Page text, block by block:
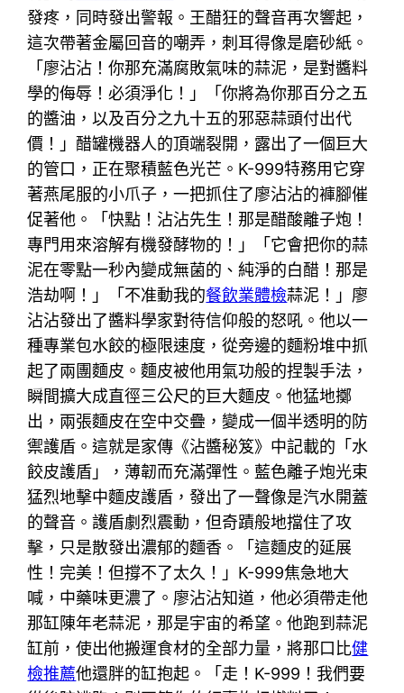
發疼，同時發出警報。王醋狂的聲音再次響起，
這次帶著金屬回音的嘲弄，刺耳得像是磨砂紙。
「廖沾沾！你那充滿腐敗氣味的蒜泥，是對醬料
學的侮辱！必須淨化！」「你將為你那百分之五
的醬油，以及百分之九十五的邪惡蒜頭付出代
價！」醋罐機器人的頂端裂開，露出了一個巨大
的管口，正在聚積藍色光芒。K-999特務用它穿
著燕尾服的小爪子，一把抓住了廖沾沾的褲腳催
促著他。「快點！沾沾先生！那是醋酸離子炮！
專門用來溶解有機發酵物的！」「它會把你的蒜
泥在零點一秒內變成無菌的、純淨的白醋！那是
浩劫啊！」「不准動我的餐飲業體檢蒜泥！」廖
沾沾發出了醬料學家對待信仰般的怒吼。他以一
種專業包水餃的極限速度，從旁邊的麵粉堆中抓
起了兩團麵皮。麵皮被他用氣功般的捏製手法，
瞬間擴大成直徑三公尺的巨大麵皮。他猛地擲
出，兩張麵皮在空中交疊，變成一個半透明的防
禦護盾。這就是家傳《沾醬秘笈》中記載的「水
餃皮護盾」，薄韌而充滿彈性。藍色離子炮光束
猛烈地擊中麵皮護盾，發出了一聲像是汽水開蓋
的聲音。護盾劇烈震動，但奇蹟般地擋住了攻
擊，只是散發出濃郁的麵香。「這麵皮的延展
性！完美！但撐不了太久！」K-999焦急地大
喊，中藥味更濃了。廖沾沾知道，他必須帶走他
那缸陳年老蒜泥，那是宇宙的希望。他跑到蒜泥
缸前，使出他搬運食材的全部力量，將那口比健
檢推薦他還胖的缸抱起。「走！K-999！我們要